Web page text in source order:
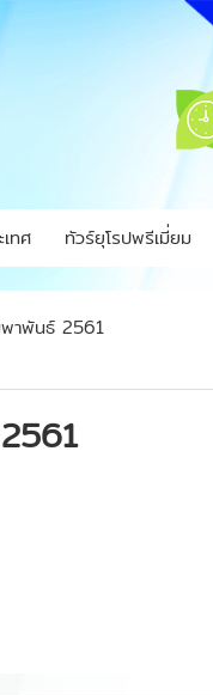
ทศ ทัวร์ยุโรปพรีเมี่ยม
พาพันธ์ 2561